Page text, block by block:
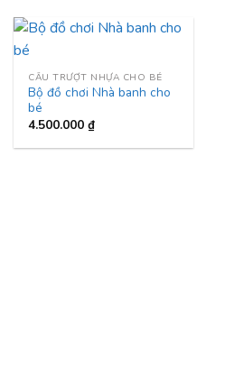
CẦU TRƯỢT NHỰA CHO BÉ
Bộ đồ chơi Nhà banh cho
bé
4.500.000₫